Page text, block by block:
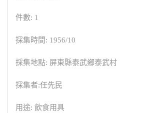
件數: 1
採集時間: 1956/10
採集地點: 屏東縣泰武鄉泰武村
採集者:任先民
用途: 飲食用具